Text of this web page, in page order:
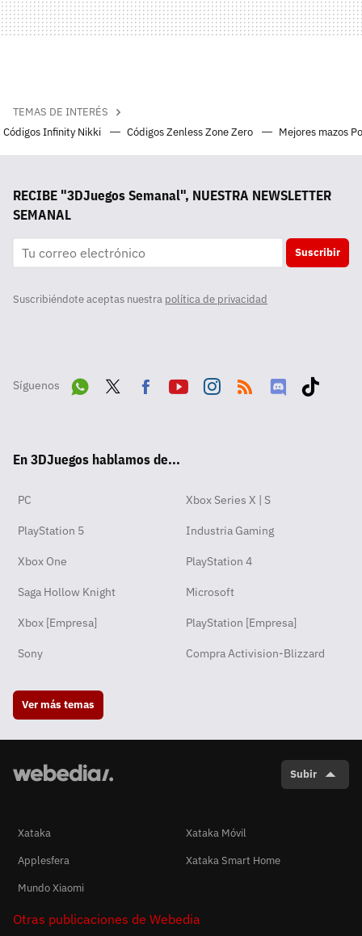
TEMAS DE INTERÉS
Códigos Infinity Nikki
Códigos Zenless Zone Zero Mejores mazos
RECIBE "3DJuegos Semanal", NUESTRA NEWSLETTER
SEMANAL
Suscribir
Suscribiéndote aceptas nuestra política de privacidad
Síguenos
pp
ok
En 3DJuegos hablamos de...
PC Xbox Series X | S
PlayStation 5 Industria Gaming
Xbox One PlayStation 4
Saga Hollow Knight Microsoft
Xbox [Empresa] PlayStation [Empresa]
Sony Compra Activision-Blizzard
Ver más temas
Subir
Xataka
Xataka Móvil
Applesfera
Xataka Smart Home
Mundo Xiaomi
Otras publicaciones de Webedia